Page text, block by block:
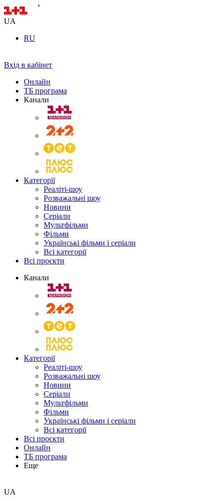
UA
RU
Вхід в кабінет
Онлайн
ТБ програма
Канали
Категорії
Реаліті-шоу
Розважальні шоу
Новини
Серіали
Мультфільми
Фільми
Українські фільми і серіали
Всі категорії
Всі проєкти
Канали
Категорії
Реаліті-шоу
Розважальні шоу
Новини
Серіали
Мультфільми
Фільми
Українські фільми і серіали
Всі категорії
Всі проєкти
Онлайн
ТБ програма
Еще
UA